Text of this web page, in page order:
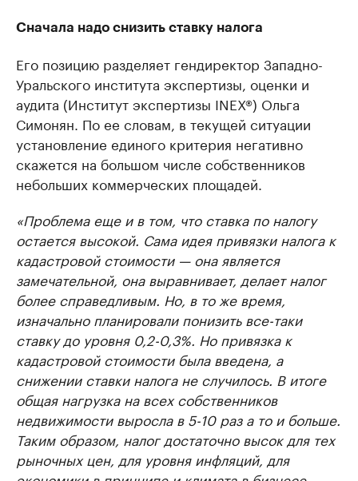
Сначала надо снизить ставку налога
Его позицию разделяет гендиректор Западно-
Уральского института экспертизы, оценки и
аудита (Институт экспертизы INEX®) Ольга
Симонян. По ее словам, в текущей ситуации
установление единого критерия негативно
скажется на большом числе собственников
небольших коммерческих площадей.
«Проблема еще и в том, что ставка по налогу
остается высокой. Сама идея привязки налога к
кадастровой стоимости — она является
замечательной, она выравнивает, делает налог
более справедливым. Но, в то же время,
изначально планировали понизить все-таки
ставку до уровня 0,2-0,3%. Но привязка к
кадастровой стоимости была введена, а
снижении ставки налога не случилось. В итоге
общая нагрузка на всех собственников
недвижимости выросла в 5-10 раз а то и больше.
Таким образом, налог достаточно высок для тех
рыночных цен, для уровня инфляций, для